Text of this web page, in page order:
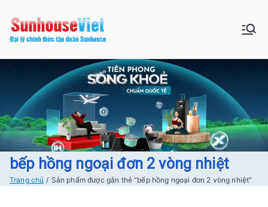
tới
nội
dung
Đồ gia dụng|
Điện gia
dụng|Nhà
bếp|Điện
Bán buôn bán lẻ hàng Sunhouse
Hà Nội
bếp hồng ngoại đơn 2 vòng nhiệt
Trang chủ Sản phẩm được gắn thẻ “bếp hồng ngoại đơn 2 vòng nhiệt”